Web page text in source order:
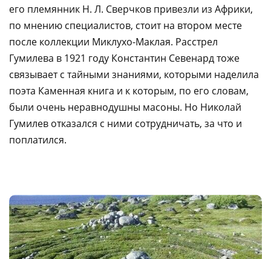
его племянник Н. Л. Сверчков привезли из Африки,
по мнению специалистов, стоит на втором месте
после коллекции Миклухо-Маклая. Расстрел
Гумилева в 1921 году Константин Севенард тоже
связывает с тайными знаниями, которыми наделила
поэта Каменная книга и к которым, по его словам,
были очень неравнодушны масоны. Но Николай
Гумилев отказался с ними сотрудничать, за что и
поплатился.